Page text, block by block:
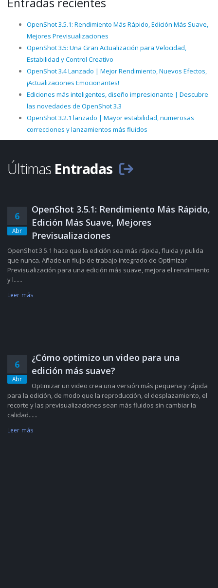
OpenShot 3.5.1: Rendimiento Más Rápido, Edición Más Suave,
Mejores Previsualizaciones
OpenShot 3.5: Una Gran Actualización para Velocidad,
Estabilidad y Control Creativo
OpenShot 3.4 Lanzado | Mejor Rendimiento, Nuevos Efectos,
¡Actualizaciones Emocionantes!
Ediciones más inteligentes, diseño impresionante | Descubre
las novedades de OpenShot 3.3
OpenShot 3.2.1 lanzado | Mayor estabilidad, numerosas
correcciones y lanzamientos más fluidos
Últimas Entradas
6
Abr
OpenShot 3.5.1: Rendimiento Más Rápido,
Edición Más Suave, Mejores
Previsualizaciones
OpenShot 3.5.1 hace que la edición sea más rápida, fluida y pulida
que nunca. Añade un flujo de trabajo integrado de Optimizar
Previsualización para una edición más suave, mejora el rendimiento
y l......
Leer más
6
Abr
¿Cómo optimizo un video para una
edición más suave?
Optimizar un video crea una versión más pequeña y rápida
para la edición, de modo que la reproducción, el desplazamiento, el
recorte y las previsualizaciones sean más fluidos sin cambiar la
calidad......
Leer más